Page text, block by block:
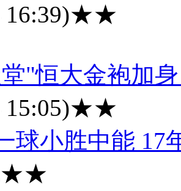
★★
"恒大金袍加
★★
球小胜中能 17
★★